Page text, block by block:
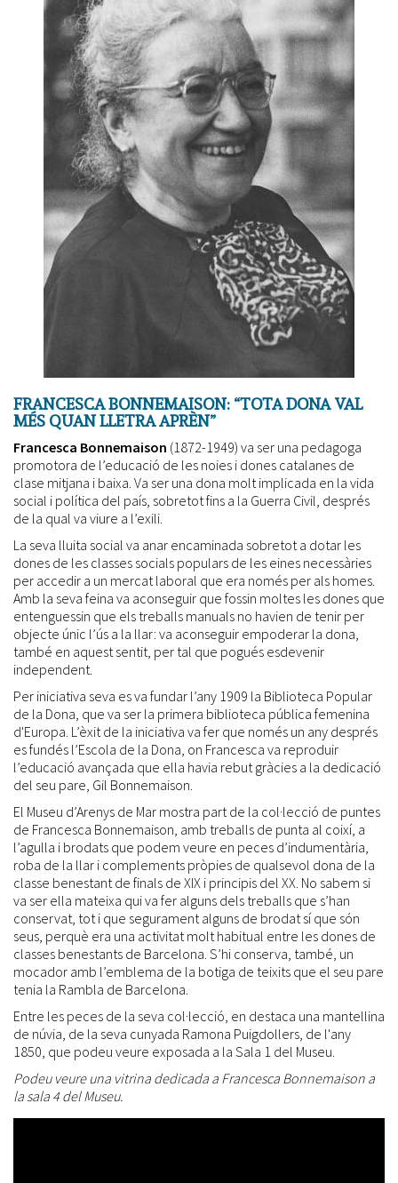
FRANCESCA BONNEMAISON: “TOTA DONA VAL
MÉS QUAN LLETRA APRÈN”
Francesca Bonnemaison (1872-1949) va ser una pedagoga
promotora de l’educació de les noies i dones catalanes de
clase mitjana i baixa. Va ser una dona molt implicada en la vida
social i política del país, sobretot fins a la Guerra Civil, després
de la qual va viure a l’exili.
La seva lluita social va anar encaminada sobretot a dotar les
dones de les classes socials populars de les eines necessàries
per accedir a un mercat laboral que era només per als homes.
Amb la seva feina va aconseguir que fossin moltes les dones que
entenguessin que els treballs manuals no havien de tenir per
objecte únic l’ús a la llar: va aconseguir empoderar la dona,
també en aquest sentit, per tal que pogués esdevenir
independent.
Per iniciativa seva es va fundar l’any 1909 la Biblioteca Popular
de la Dona, que va ser la primera biblioteca pública femenina
d'Europa. L’èxit de la iniciativa va fer que només un any després
es fundés l’Escola de la Dona, on Francesca va reproduir
l’educació avançada que ella havia rebut gràcies a la dedicació
del seu pare, Gil Bonnemaison.
El Museu d’Arenys de Mar mostra part de la col·lecció de puntes
de Francesca Bonnemaison, amb treballs de punta al coixí, a
l’agulla i brodats que podem veure en peces d’indumentària,
roba de la llar i complements pròpies de qualsevol dona de la
classe benestant de finals de XIX i principis del XX. No sabem si
va ser ella mateixa qui va fer alguns dels treballs que s’han
conservat, tot i que segurament alguns de brodat sí que són
seus, perquè era una activitat molt habitual entre les dones de
classes benestants de Barcelona. S’hi conserva, també, un
mocador amb l’emblema de la botiga de teixits que el seu pare
tenia la Rambla de Barcelona.
Entre les peces de la seva col·lecció, en destaca una mantellina
de núvia, de la seva cunyada Ramona Puigdollers, de l'any
1850, que podeu veure exposada a la Sala 1 del Museu.
Podeu veure una vitrina dedicada a Francesca Bonnemaison a
la sala 4 del Museu.